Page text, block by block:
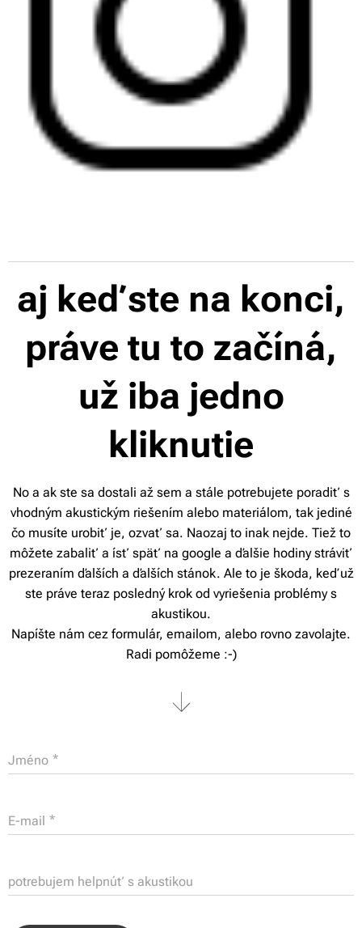
aj keď ste na konci,
práve tu to začíná,
už iba jedno
kliknutie
No a ak ste sa dostali až sem a stále potrebujete poradiť s
vhodným akustickým riešením alebo materiálom, tak jediné
čo musíte urobiť je, ozvať sa. Naozaj to inak nejde. Tiež to
môžete zabaliť a ísť späť na google a ďalšie hodiny stráviť
prezeraním ďalších a ďalších stánok. Ale to je škoda, keď už
ste práve teraz posledný krok od vyriešenia problémy s
akustikou.
Napíšte nám cez formulár, emailom, alebo rovno zavolajte.
Radi pomôžeme :-)
Jméno
E-mail
potrebujem helpnúť s akustikou